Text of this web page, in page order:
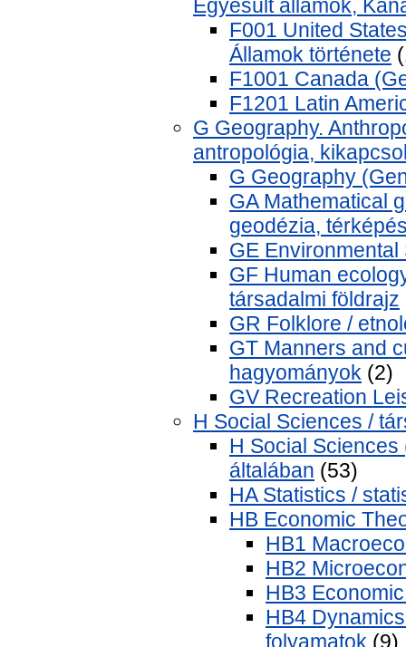
Egyesült államok,
F001 United
Államok története
F1001 Canada
F1201 Latin
G Geography.
antropológia,
G Geography
GA Mathematical
geodézia,
GE
GF Human
társadalmi földrajz
GR Folklore /
GT Manners and
hagyományok (2)
GV Recreation
H Social Sciences /
H Social
általában (53)
HA Statistics /
HB Economic
HB1
HB2
HB3
HB4
folyamatok (9)